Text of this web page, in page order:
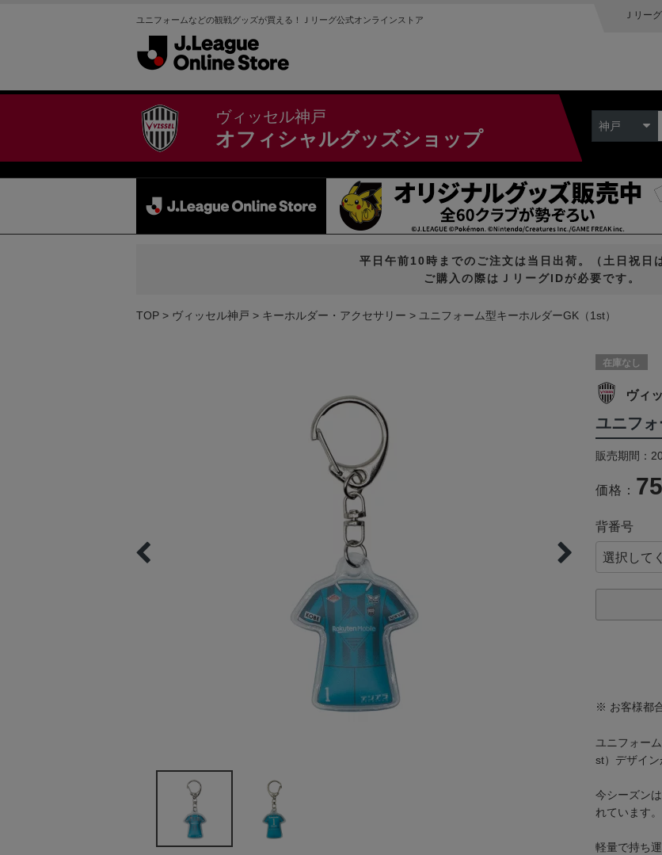
ユニフォームなどの観戦グッズが買える！Ｊリーグ公式オンラインストア Ｊリー
ヴィッセル神戸
オフィシャルグッズショップ
神戸
平日午前10時までのご注文は当日出荷。（土日祝日
ご購入の際はＪリーグIDが必要です。
TOP ヴィッセル神戸 キーホルダー・アクセサリー ユニフォーム型キーホルダーGK（1st）
在庫なし
ヴィ
ユニフ
販売期間：
価格：
背番号
※ お客様都
ユニフォー
st）デザイン
今シーズン
れています。
軽量で持ち